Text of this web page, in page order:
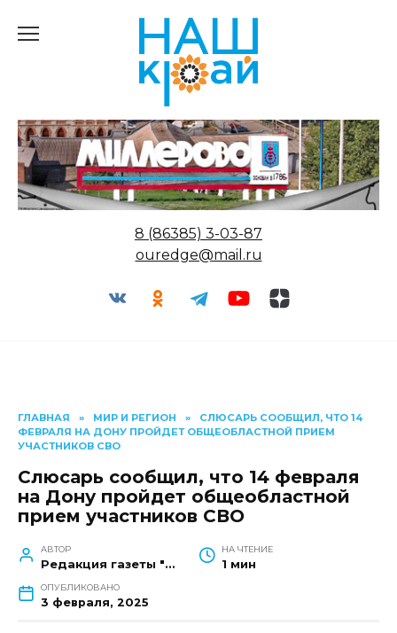
8 (86385) 3-03-87
ouredge@mail.ru
ГЛАВНАЯ » МИР И РЕГИОН »
СЛЮСАРЬ СООБЩИЛ, ЧТО 14
ФЕВРАЛЯ НА ДОНУ ПРОЙДЕТ ОБЩЕОБЛАСТНОЙ ПРИЕМ
УЧАСТНИКОВ СВО
Слюсарь сообщил, что 14 февраля
на Дону пройдет общеобластной
прием участников СВО
АВТОР
Редакция газеты "Наш край"
НА ЧТЕНИЕ
1 мин
ОПУБЛИКОВАНО
3 февраля, 2025